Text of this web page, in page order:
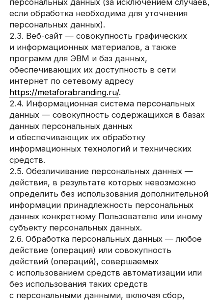
2.4. Информационная система персональных
данных — совокупность содержащихся в базах
данных персональных данных
и обеспечивающих их обработку
информационных технологий и технических
средств.
2.5. Обезличивание персональных данных —
действия, в результате которых невозможно
определить без использования дополнительной
информации принадлежность персональных
данных конкретному Пользователю или иному
субъекту персональных данных.
2.6. Обработка персональных данных — любое
действие (операция) или совокупность
действий (операций), совершаемых
с использованием средств автоматизации или
без использования таких средств
с персональными данными, включая сбор,
запись, систематизацию, накопление, хранение,
уточнение (обновление, изменение),
извлечение, использование, передачу
(распространение, предоставление, доступ),
обезличивание, блокирование, удаление,
уничтожение персональных данных.
2.7. Оператор — государственный орган,
муниципальный орган, юридическое или
физическое лицо, самостоятельно
или совместно с другими лицами организующие
персональных данных, а также определяющие
цели обработки персональных данных, состав
персональных данных, подлежащих обработке,